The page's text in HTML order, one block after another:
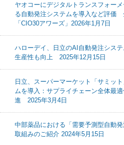
ヤオコーにデジタルトランスフォー
る自動発注システムを導入など評価
「CIO30アワーズ」2026年1月7日
ハローデイ、日立のAI自動発注シス
生産性も向上 2025年12月15日
日立、スーパーマーケット「サミッ
ムを導入：サプライチェーン全体最
進 2025年3月4日
中部薬品における「需要予測型自動
取組みのご紹介 2024年5月15日